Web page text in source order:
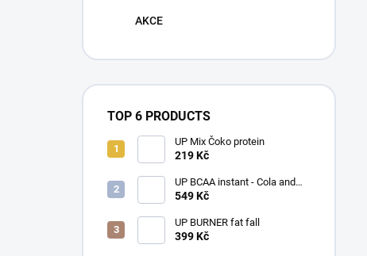
AKCE
TOP 6 PRODUCTS
UP Mix Čoko protein
219 Kč
UP BCAA instant - Cola and
lemon
549 Kč
UP BURNER fat fall
399 Kč